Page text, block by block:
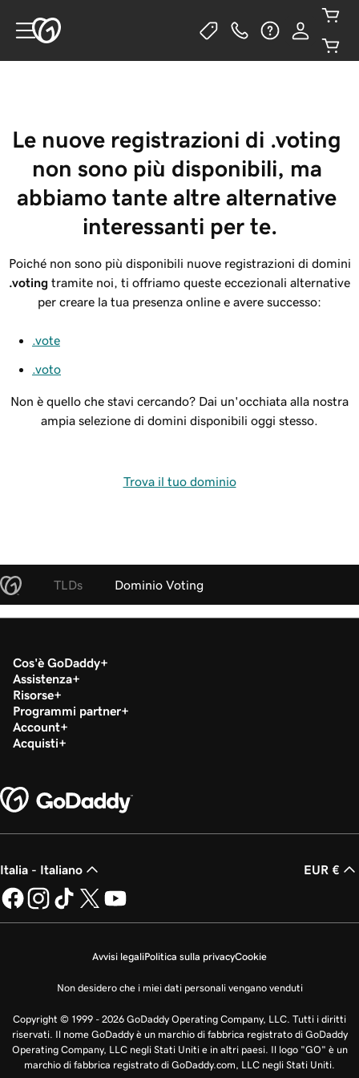
Le nuove registrazioni di .voting
non sono più disponibili, ma
abbiamo tante altre alternative
interessanti per te.
Poiché non sono più disponibili nuove registrazioni di domini
.voting tramite noi, ti offriamo queste eccezionali alternative
per creare la tua presenza online e avere successo:
.vote
.voto
Non è quello che stavi cercando? Dai un'occhiata alla nostra
ampia selezione di domini disponibili oggi stesso.
Trova il tuo dominio
TLDs Dominio Voting
Cos'è GoDaddy
Assistenza
Risorse
Programmi partner
Account
Acquisti
Italia - Italiano EUR €
Avvisi legaliPolitica sulla privacyCookie
Non desidero che i miei dati personali vengano venduti
Copyright © 1999 - 2026 GoDaddy Operating Company, LLC. Tutti i diritti
riservati. Il nome GoDaddy è un marchio di fabbrica registrato di GoDaddy
Operating Company, LLC negli Stati Uniti e in altri paesi. Il logo "GO" è un
marchio di fabbrica registrato di GoDaddy.com, LLC negli Stati Uniti.